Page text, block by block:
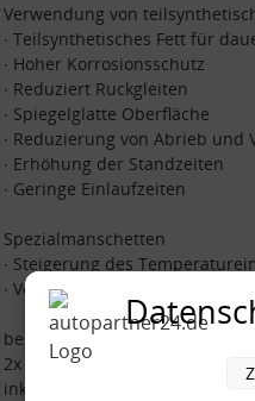
Verwendung von
∙ Teilsynthetisches Fett für
∙ Hoher Korrosionsschutz
∙ Reduziert Ruckgleiten
∙ Spiegelglatte Oberfläche
∙ Reduzierung von Abrieb und
∙ Erhöhung der Standzeiten
∙ Geringe Einlaufzeiten
Spezialmanschetten
∙ Steigerung des
∙ Verbesserte Haltbarkeit der
bestehend aus:
2x Koppelstange, verstärkt
inkl. Montagezubehör